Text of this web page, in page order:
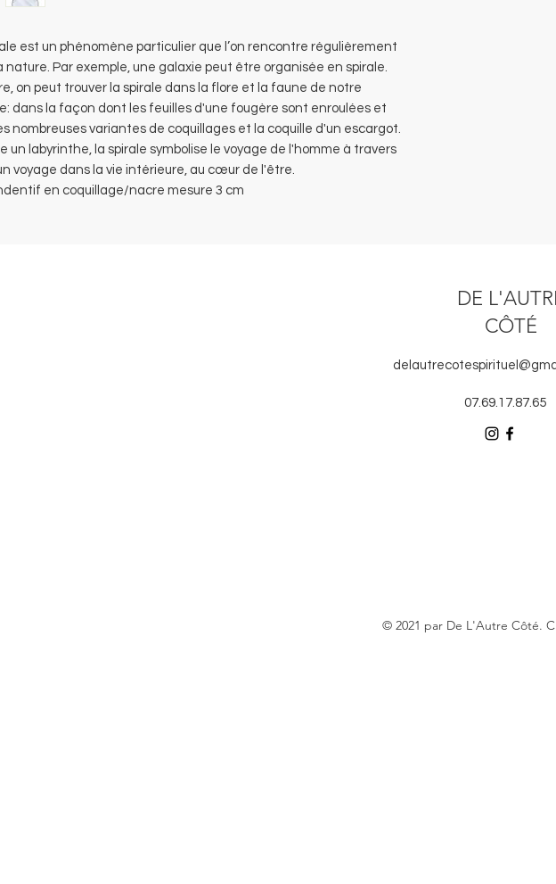
est un phénomène particulier que l’on rencontre régulièrement
nature. Par exemple, une galaxie peut être organisée en spirale.
on peut trouver la spirale dans la flore et la faune de notre
dans la façon dont les feuilles d'une fougère sont enroulées et
nombreuses variantes de coquillages et la coquille d'un escargot.
un labyrinthe, la spirale symbolise le voyage de l'homme à travers
voyage dans la vie intérieure, au cœur de l'être.
en coquillage/nacre mesure 3 cm
DE
CÔTÉ
07.69.17.87.65
© 2021 par De L'Autre Côté.